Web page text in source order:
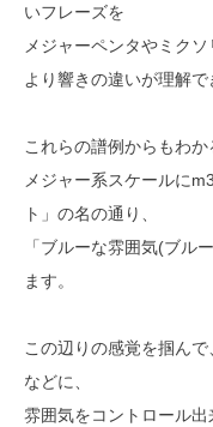
いフレーズを
メジャーペンタやミクソ
より響きの違いが理解で
これらの譜例からもわ
メジャー系スケールに
ト」の名の通り、
「ブルーな雰囲気(ブル
ます。
この辺りの感覚を掴ん
などに、
雰囲気をコントロール